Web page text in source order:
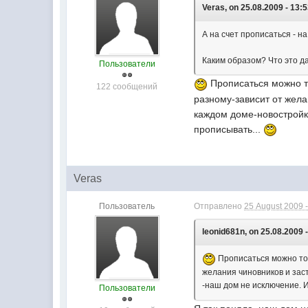
Пользователи
122 сообщений
Veras, on 25.08.2009 -
А на счет прописаться -
Каким образом? Что это
Прописаться можно
разному-зависит от
каждом доме-
прописывать...
Veras
Пользователь
Пользователи
Отправлено25 August 2009
leonid681n, on 25.08.2009
Прописаться можно
желания чиновников и
-наш дом не исключение.